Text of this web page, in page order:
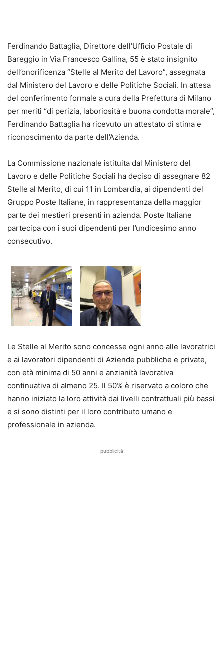
Ferdinando Battaglia, Direttore dell’Ufficio Postale di
Bareggio in Via Francesco Gallina, 55 è stato insignito
dell’onorificenza “Stelle al Merito del Lavoro”, assegnata
dal Ministero del Lavoro e delle Politiche Sociali. In attesa
del conferimento formale a cura della Prefettura di Milano
per meriti “di perizia, laboriosità e buona condotta morale”,
Ferdinando Battaglia ha ricevuto un attestato di stima e
riconoscimento da parte dell’Azienda.
La Commissione nazionale istituita dal Ministero del
Lavoro e delle Politiche Sociali ha deciso di assegnare 82
Stelle al Merito, di cui 11 in Lombardia, ai dipendenti del
Gruppo Poste Italiane, in rappresentanza della maggior
parte dei mestieri presenti in azienda. Poste Italiane
partecipa con i suoi dipendenti per l’undicesimo anno
consecutivo.
Le Stelle al Merito sono concesse ogni anno alle lavoratrici
e ai lavoratori dipendenti di Aziende pubbliche e private,
con età minima di 50 anni e anzianità lavorativa
continuativa di almeno 25. Il 50% è riservato a coloro che
hanno iniziato la loro attività dai livelli contrattuali più bassi
e si sono distinti per il loro contributo umano e
professionale in azienda.
pubblicità